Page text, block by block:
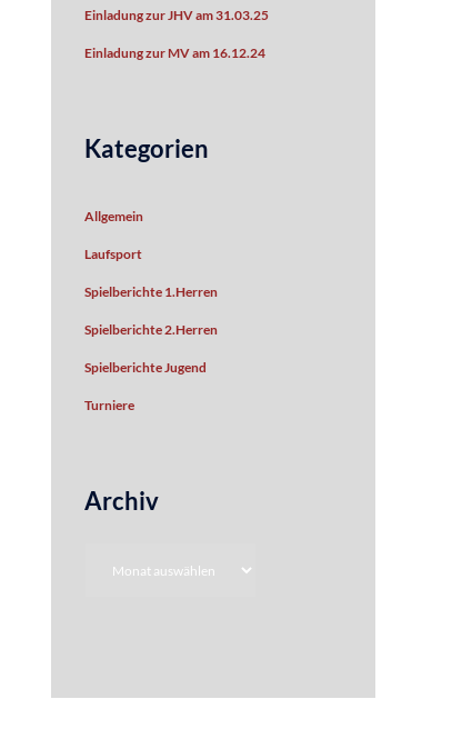
Einladung zur JHV am 31.03.25
Einladung zur MV am 16.12.24
Kategorien
Allgemein
Laufsport
Spielberichte 1.Herren
Spielberichte 2.Herren
Spielberichte Jugend
Turniere
Archiv